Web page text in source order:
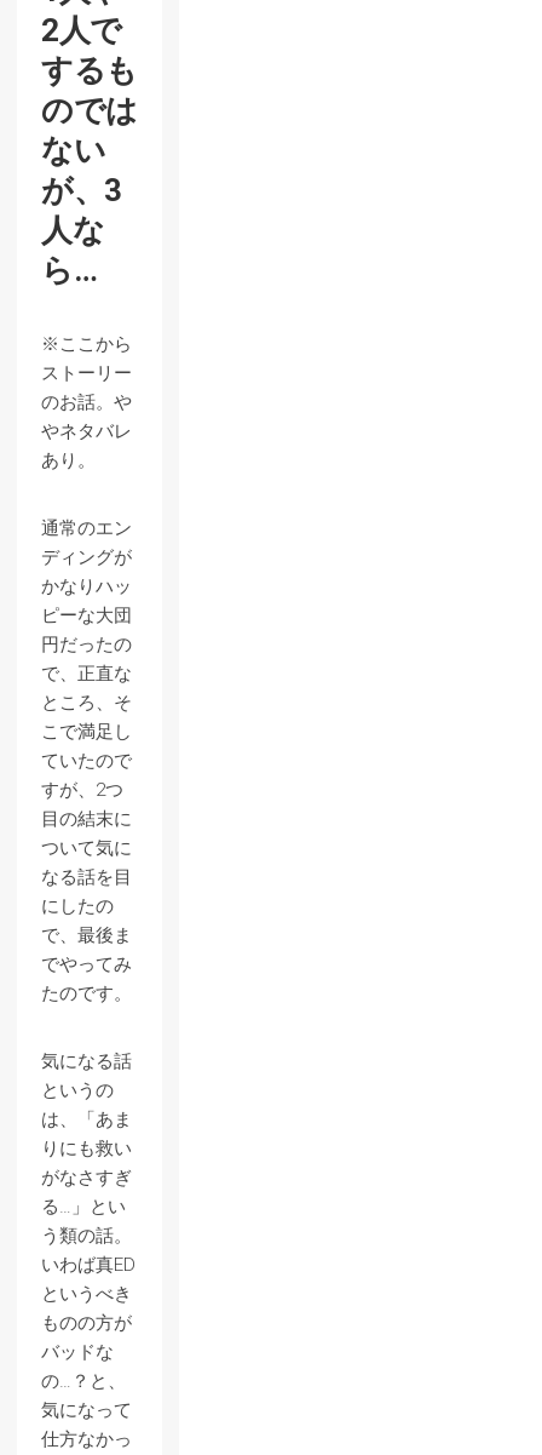
2人で
するも
のでは
ない
が、3
人な
ら…
※ここから
ストーリー
のお話。や
やネタバレ
あり。
通常のエン
ディングが
かなりハッ
ピーな大団
円だったの
で、正直な
ところ、そ
こで満足し
ていたので
すが、2つ
目の結末に
ついて気に
なる話を目
にしたの
で、最後ま
でやってみ
たのです。
気になる話
というの
は、「あま
りにも救い
がなさすぎ
る…」とい
う類の話。
いわば真ED
というべき
ものの方が
バッドな
の…？と、
気になって
仕方なかっ